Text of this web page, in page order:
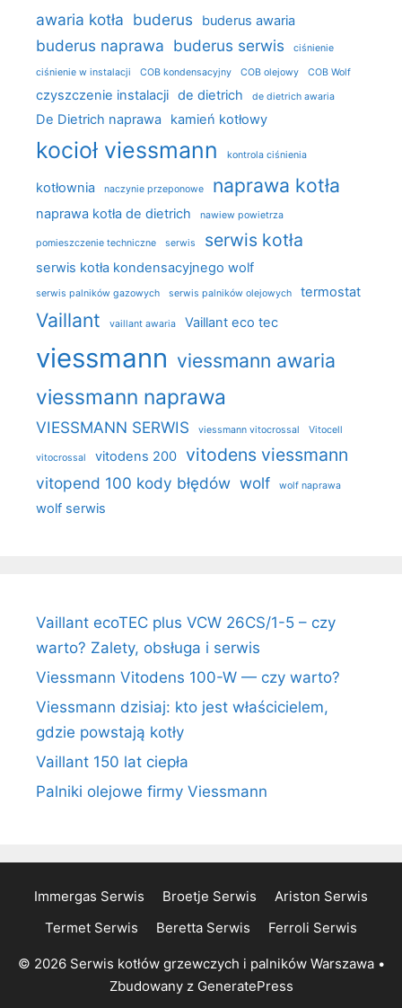
awaria kotła buderus buderus awaria
buderus naprawa buderus serwis ciśnienie
ciśnienie w instalacji COB kondensacyjny COB olejowy COB Wolf
czyszczenie instalacji de dietrich de dietrich awaria
De Dietrich naprawa kamień kotłowy
kocioł viessmann kontrola ciśnienia
kotłownia naczynie przeponowe naprawa kotła
naprawa kotła de dietrich nawiew powietrza
pomieszczenie techniczne serwis serwis kotła
serwis kotła kondensacyjnego wolf
serwis palników gazowych serwis palników olejowych termostat
Vaillant vaillant awaria Vaillant eco tec
viessmann viessmann awaria
viessmann naprawa
VIESSMANN SERWIS viessmann vitocrossal Vitocell
vitocrossal vitodens 200 vitodens viessmann
vitopend 100 kody błędów wolf wolf naprawa
wolf serwis
Vaillant ecoTEC plus VCW 26CS/1-5 – czy
warto? Zalety, obsługa i serwis
Viessmann Vitodens 100-W — czy warto?
Viessmann dzisiaj: kto jest właścicielem,
gdzie powstają kotły
Vaillant 150 lat ciepła
Palniki olejowe firmy Viessmann
Immergas Serwis Broetje Serwis
Ariston Serwis
Termet Serwis
Beretta Serwis Ferroli Serwis
© 2026 Serwis kotłów grzewczych i palników Warszawa •
Zbudowany z GeneratePress